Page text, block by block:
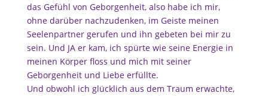
das Gefühl von Geborgenheit, also habe ich mir,
ohne darüber nachzudenken, im Geiste meinen
Seelenpartner gerufen und ihn gebeten bei mir zu
sein. Und JA er kam, ich spürte wie seine Energie in
meinen Körper floss und mich mit seiner
Geborgenheit und Liebe erfüllte.
Und obwohl ich glücklich aus dem Traum erwachte,